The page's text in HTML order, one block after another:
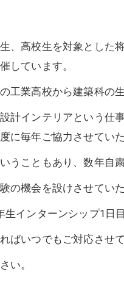
、高校生を対象とした
しています。
工業高校から建築科の
計インテリアという仕
に毎年ご協力させてい
うこともあり、数年自
の機会を設けさせてい
インターンシップ1日
ばいつでもご対応させ
い。